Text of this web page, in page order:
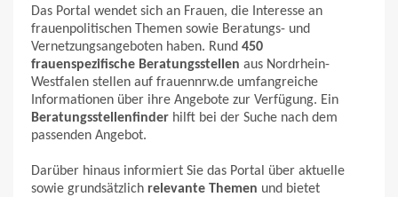
Das Portal wendet sich an Frauen, die Interesse an
frauenpolitischen Themen sowie Beratungs- und
Vernetzungsangeboten haben. Rund 450
frauenspezifische Beratungsstellen aus Nordrhein-
Westfalen stellen auf frauennrw.de umfangreiche
Informationen über ihre Angebote zur Verfügung. Ein
Beratungsstellenfinder hilft bei der Suche nach dem
passenden Angebot.
Darüber hinaus informiert Sie das Portal über aktuelle
sowie grundsätzlich relevante Themen und bietet